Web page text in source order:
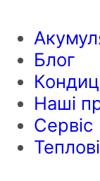
Блог
Наші
Сервіс